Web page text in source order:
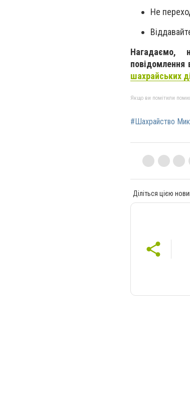
Не
Нагадаємо,
повідомлення
шахрайських
Якщо ви помітили
#Шахрайство
Діліться цією